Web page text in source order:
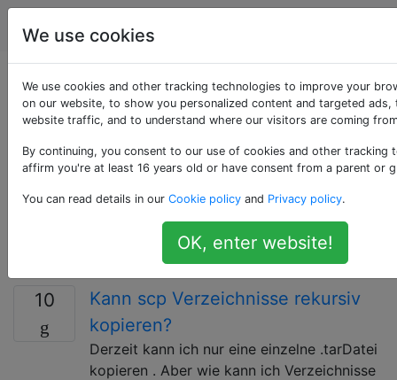
Serveradministratoren
Als «scp» getaggte
Fragen
Secure Copy oder SCP ist ein Mittel zum sicheren
Übertragen von Computerdateien zwischen einem
lokalen Host und einem Remote-Host oder zwischen
zwei Remote-Hosts. Es basiert auf dem Secure Shell
10
Kann scp Verzeichnisse rekursiv
kopieren?
Derzeit kann ich nur eine einzelne .tarDatei
kopieren . Aber wie kann ich Verzeichnisse
We use cookies
We use cookies and other tracking technologies to improve your
on our website, to show you personalized content and targeted ads,
website traffic, and to understand where our visitors are coming
By continuing, you consent to our use of cookies and other tracking
affirm you're at least 16 years old or have consent from a parent or
You can read details in our Cookie policy and Privacy policy.
OK, enter website!